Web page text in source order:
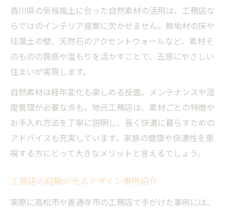
香川県の気候風土に合った自然素材の活用は、工務店な
らではのインテリア提案に欠かせません。無垢材の床や
珪藻土の壁、天然石のアクセントウォールなど、素材そ
のものの質感や温もりを活かすことで、五感にやさしい
住まいが実現します。
自然素材は経年変化も楽しめる反面、メンテナンスや湿
度管理が必要な点も。地元工務店は、素材ごとの特徴や
お手入れ方法を丁寧に説明し、長く快適に暮らすための
アドバイスも充実しています。家族の健康や快適性を重
視する方にとって大きなメリットと言えるでしょう。
工務店の経験が光るデザイン事例紹介
実際に高松市や善通寺市の工務店で手がけた事例には、